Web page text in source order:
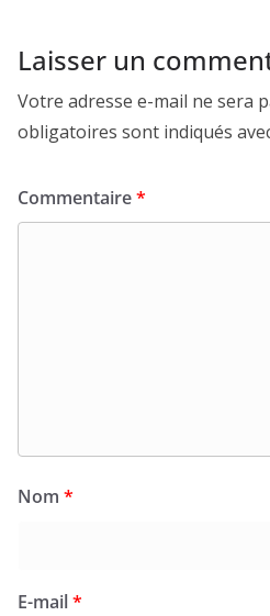
Laisser un
Votre adresse e-mail ne sera
obligatoires sont indiqués
Commentaire*
Nom *
E-mail*